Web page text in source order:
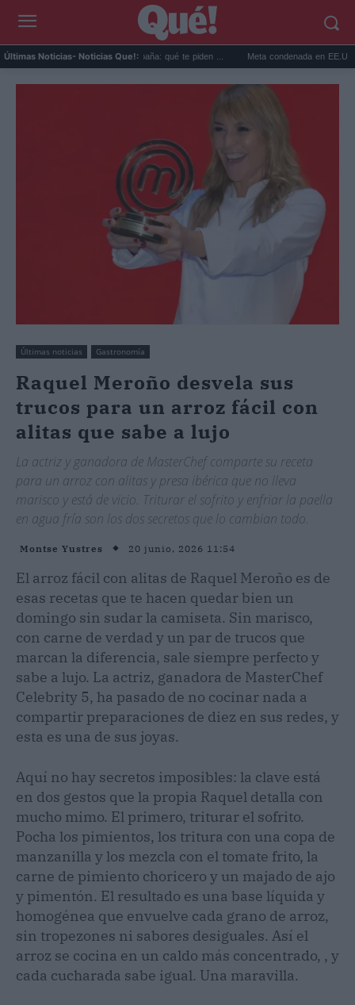
Últimas Noticias- Noticias Que!:
fronterizos Italia España: qué te piden ... Meta condenada en EE.UU. a
Últimas noticias Gastronomía
Raquel Meroño desvela sus
trucos para un arroz fácil con
alitas que sabe a lujo
La actriz y ganadora de MasterChef comparte su receta
para un arroz con alitas y presa ibérica que no lleva
marisco y está de vicio. Triturar el sofrito y enfriar la paella
en agua fría son los dos secretos que lo cambian todo.
Montse Yustres 20 junio, 2026 11:54
El arroz fácil con alitas de Raquel Meroño es de
esas recetas que te hacen quedar bien un
domingo sin sudar la camiseta. Sin marisco,
con carne de verdad y un par de trucos que
marcan la diferencia, sale siempre perfecto y
sabe a lujo. La actriz, ganadora de MasterChef
Celebrity 5, ha pasado de no cocinar nada a
compartir preparaciones de diez en sus redes, y
esta es una de sus joyas.
Aquí no hay secretos imposibles: la clave está
en dos gestos que la propia Raquel detalla con
mucho mimo. El primero, triturar el sofrito.
Pocha los pimientos, los tritura con una copa de
manzanilla y los mezcla con el tomate frito, la
carne de pimiento choricero y un majado de ajo
y pimentón. El resultado es una base líquida y
homogénea que envuelve cada grano de arroz,
sin tropezones ni sabores desiguales. Así el
arroz se cocina en un caldo más concentrado, , y
cada cucharada sabe igual. Una maravilla.